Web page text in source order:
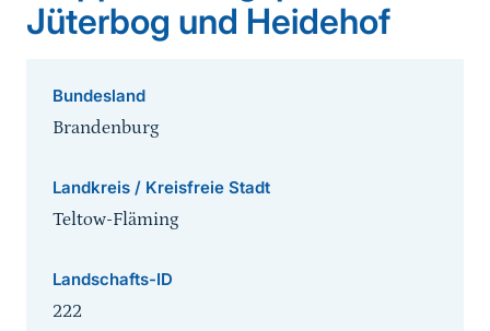
Jüterbog und Heidehof
Bundesland
Brandenburg
Landkreis / Kreisfreie Stadt
Teltow-Fläming
Landschafts-ID
222